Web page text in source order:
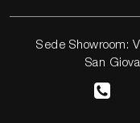
Sede Showroom:
San